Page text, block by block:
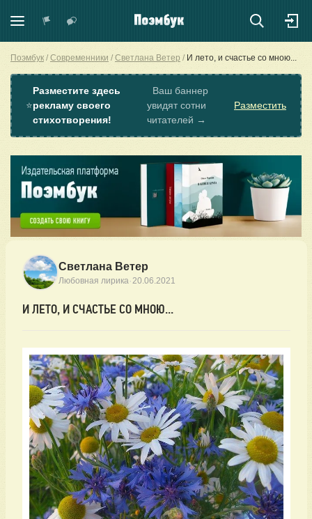
Поэмбук Современники Светлана Ветер И лето, и счастье со мною...
⭐
Разместите здесь
рекламу своего
стихотворения!
Ваш баннер
увидят сотни
читателей →
Разместить
Светлана Ветер
Любовная лирика·20.06.2021
И ЛЕТО, И СЧАСТЬЕ СО МНОЮ...